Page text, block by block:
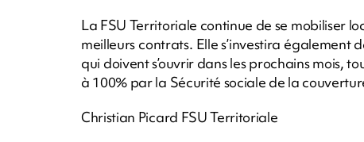
La FSU Territoriale continue de se mobiliser
meilleurs contrats. Elle s’investira également
qui doivent s’ouvrir dans les prochains mois,
à 100% par la Sécurité sociale de la
Christian Picard FSU Territoriale